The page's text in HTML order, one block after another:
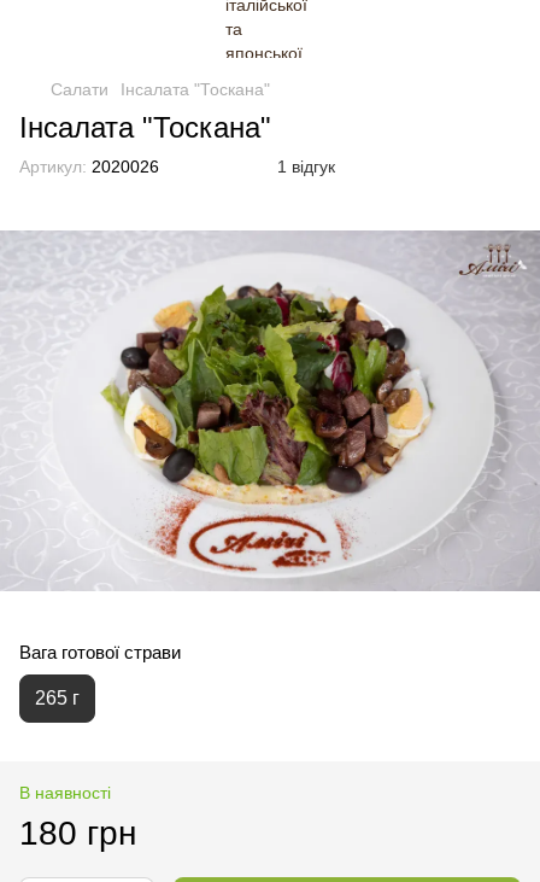
Салати Інсалата "Тоскана"
Інсалата "Тоскана"
Артикул: 2020026 1 відгук
Вага готової страви
265 г
В наявності
180 грн